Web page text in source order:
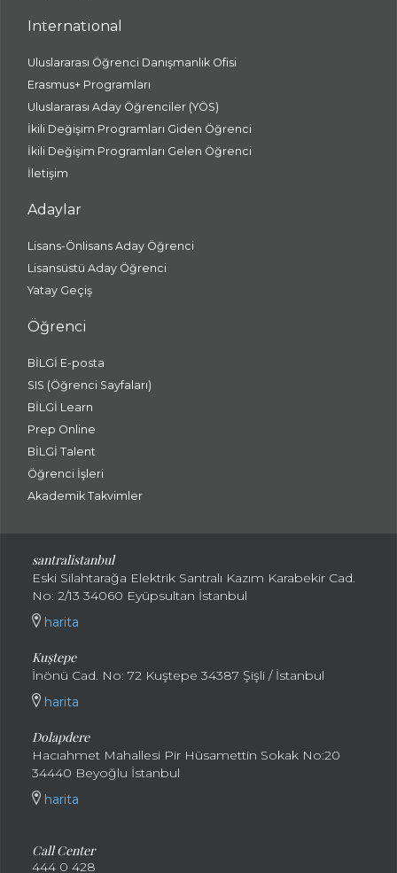
International
Uluslararası Öğrenci Danışmanlık Ofisi
Erasmus+ Programları
Uluslararası Aday Öğrenciler (YÖS)
İkili Değişim Programları Giden Öğrenci
İkili Değişim Programları Gelen Öğrenci
İletişim
Adaylar
Lisans-Önlisans Aday Öğrenci
Lisansüstü Aday Öğrenci
Yatay Geçiş
Öğrenci
BİLGİ E-posta
SIS (Öğrenci Sayfaları)
BİLGİ Learn
Prep Online
BİLGİ Talent
Öğrenci İşleri
Akademik Takvimler
santralistanbul
Eski Silahtarağa Elektrik Santralı Kazım Karabekir Cad.
No: 2/13 34060 Eyüpsultan İstanbul
harita
Kuştepe
İnönü Cad. No: 72 Kuştepe 34387 Şişli / İstanbul
harita
Dolapdere
Hacıahmet Mahallesi Pir Hüsamettin Sokak No:20
34440 Beyoğlu İstanbul
harita
Call Center
444 0 428